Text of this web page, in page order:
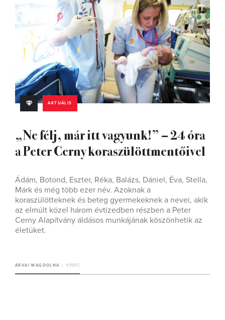
AKTUÁLIS
„Ne félj, már itt vagyunk!” – 24 óra
a Peter Cerny koraszülöttmentőivel
Ádám, Botond, Eszter, Réka, Balázs, Dániel, Éva, Stella,
Márk és még több ezer név. Azoknak a
koraszülötteknek és beteg gyermekeknek a nevei, akik
az elmúlt közel három évtizedben részben a Peter
Cerny Alapítvány áldásos munkájának köszönhetik az
életüket.
ÁRVAI MAGDOLNA 9 PERC